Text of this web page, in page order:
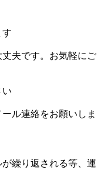
す
夫です。お気軽にご
い
ル連絡をお願いしま
繰り返される等、運